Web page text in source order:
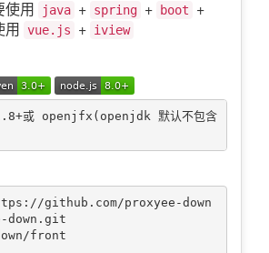
使用 java + spring + boot +
用 vue.js + iview
或 openjfx(openjdk 默认不包含
github.com/proxyee-down
down.git
front